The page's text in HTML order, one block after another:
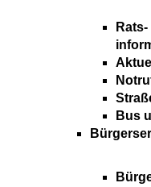
Bus